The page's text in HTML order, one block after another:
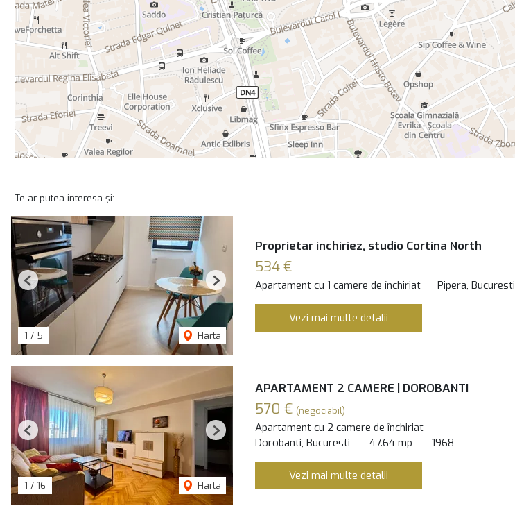
Te-ar putea interesa și:
1 / 5 Harta
Previous Next
Proprietar inchiriez, studio Cortina North
534 €
Apartament cu 1 camere de închiriat Pipera, Bucuresti
Vezi mai multe detalii
1 / 16 Harta
Previous Next
APARTAMENT 2 CAMERE | DOROBANTI
570 € (negociabil)
Apartament cu 2 camere de închiriat
Dorobanti, Bucuresti
47.64 mp 1968
Vezi mai multe detalii